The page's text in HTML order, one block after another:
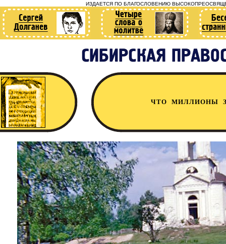
ИЗДАЕТСЯ ПО БЛАГОСЛОВЕНИЮ
ЧТО МИЛЛИОНЫ